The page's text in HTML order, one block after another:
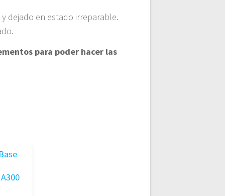
dejado en estado irreparable.
para poder hacer las